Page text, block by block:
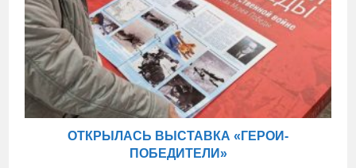
ОТКРЫЛАСЬ ВЫСТАВКА «ГЕРОИ-
ПОБЕДИТЕЛИ»